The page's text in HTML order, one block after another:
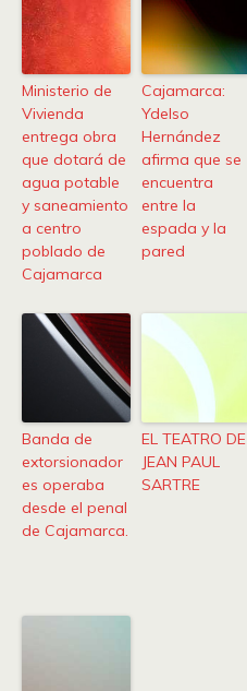
Ministerio de
Vivienda
entrega obra
que dotará de
agua potable
y saneamiento
a centro
poblado de
Cajamarca
Cajamarca:
Ydelso
Hernández
afirma que se
encuentra
entre la
espada y la
pared
Banda de
extorsionador
es operaba
desde el penal
de Cajamarca.
EL TEATRO DE
JEAN PAUL
SARTRE